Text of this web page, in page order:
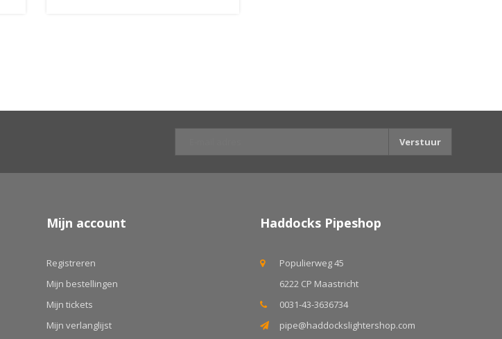
Verstuur
Mijn account
Registreren
Mijn bestellingen
Mijn tickets
Mijn verlanglijst
Haddocks Pipeshop
Populierweg 45
6222 CP Maastricht
0031-43-3636734
pipe@haddockslightershop.com